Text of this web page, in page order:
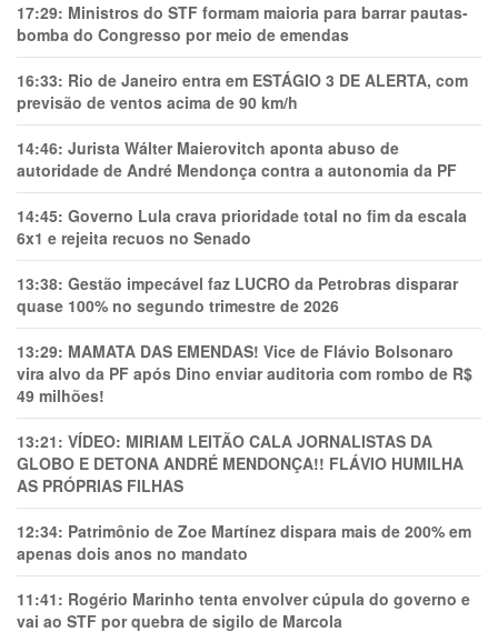
17:29: Ministros do STF formam maioria para barrar pautas-
bomba do Congresso por meio de emendas
16:33: Rio de Janeiro entra em ESTÁGIO 3 DE ALERTA, com
previsão de ventos acima de 90 km/h
14:46: Jurista Wálter Maierovitch aponta abuso de
autoridade de André Mendonça contra a autonomia da PF
14:45: Governo Lula crava prioridade total no fim da escala
6x1 e rejeita recuos no Senado
13:38: Gestão impecável faz LUCRO da Petrobras disparar
quase 100% no segundo trimestre de 2026
13:29: MAMATA DAS EMENDAS! Vice de Flávio Bolsonaro
vira alvo da PF após Dino enviar auditoria com rombo de R$
49 milhões!
13:21: VÍDEO: MIRIAM LEITÃO CALA JORNALISTAS DA
GLOBO E DETONA ANDRÉ MENDONÇA!! FLÁVIO HUMILHA
AS PRÓPRIAS FILHAS
12:34: Patrimônio de Zoe Martínez dispara mais de 200% em
apenas dois anos no mandato
11:41: Rogério Marinho tenta envolver cúpula do governo e
vai ao STF por quebra de sigilo de Marcola